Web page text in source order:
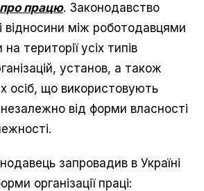
про працю. Законодавство
відносини між роботодавцями
території усіх типів
установ, а також
осіб, що використовують
від форми власності
запровадив в Україні
організації праці: